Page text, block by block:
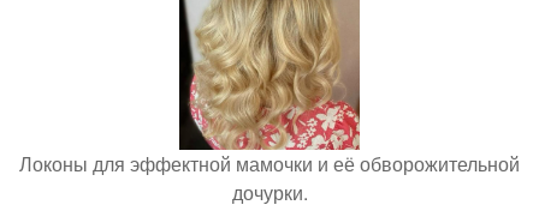
Локоны для эффектной мамочки и её обворожительной
дочурки.